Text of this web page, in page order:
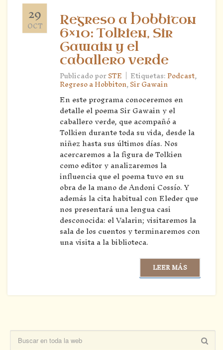
29
OCT
Regreso a Hobbiton
6×10: Tolkien, Sir
Gawain y el
caballero verde
Publicado porSTE | Etiquetas:Podcast,
Regreso a Hobbiton,Sir Gawain
En este programa conoceremos en
detalle el poema Sir Gawain y el
caballero verde, que acompañó a
Tolkien durante toda su vida, desde la
niñez hasta sus últimos días. Nos
acercaremos a la figura de Tolkien
como editor y analizaremos la
influencia que el poema tuvo en su
obra de la mano de Andoni Cossío. Y
además la cita habitual con Eleder que
nos presentará una lengua casi
desconocida: el Valarin; visitaremos la
sala de los cuentos y terminaremos con
una visita a la biblioteca.
LEER MÁS